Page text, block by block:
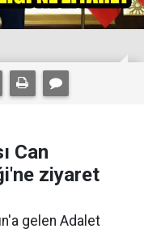
Can
ziyaret
gelen Adalet